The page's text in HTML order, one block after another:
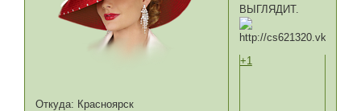
Откуда: Красноярск
ВЫГЛЯДИТ.
+1